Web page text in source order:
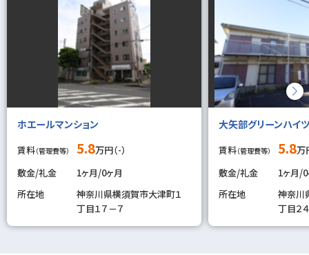
ホエールマンション
賃料（管理費等） 5.8万円（-）
敷金/礼金
1ヶ月/0ヶ月
所在地
神奈川県横須賀市大津町１
丁目１７－７
大矢部グリーンハイツ
賃料（管理費等） 5.8万
敷金/礼金
1ヶ月/
所在地
神奈川
丁目２